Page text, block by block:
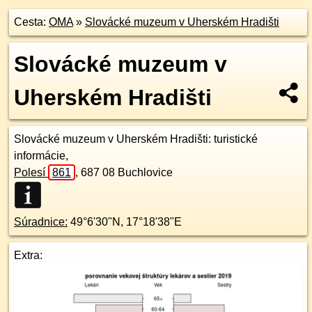
Cesta: OMA» Slovácké muzeum v Uherském Hradišti
Slovácké muzeum v
Uherském Hradišti
Slovácké muzeum v Uherském Hradišti: turistické
informácie,
Polesí 861 , 687 08 Buchlovice
Súradnice: 49°6'30"N , 17°18'38"E
Extra: